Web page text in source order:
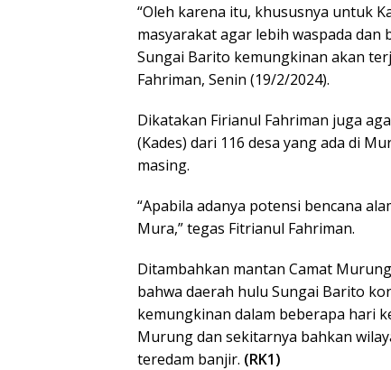
“Oleh karena itu, khususnya untuk
masyarakat agar lebih waspada
Sungai Barito kemungkinan akan
Fahriman, Senin (19/2/2024).
Dikatakan Firianul Fahriman juga
(Kades) dari 116 desa yang ada di
masing.
“Apabila adanya potensi bencana
Mura,” tegas Fitrianul Fahriman.
Ditambahkan mantan Camat
bahwa daerah hulu Sungai Barito
kemungkinan dalam beberapa hari
Murung dan sekitarnya bahkan
teredam banjir. (RK1)